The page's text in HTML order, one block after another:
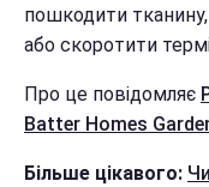
пошкодити
або скоротити
Про це повідомляє
Batter Homes
Більше цікавого: